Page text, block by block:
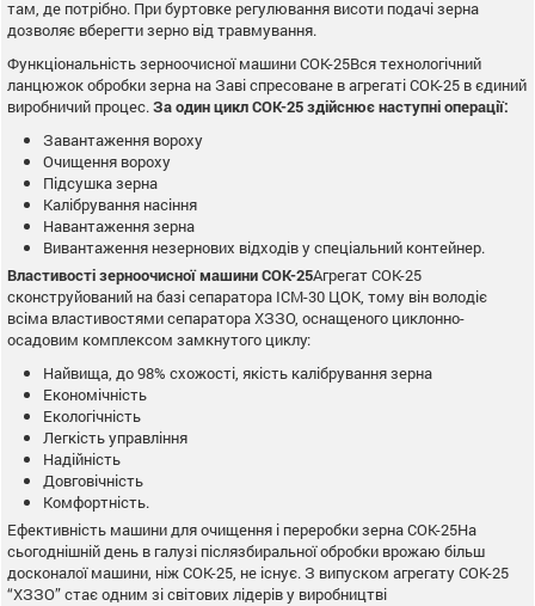
там, де потрібно. При буртовке регулювання висоти подачі зерна
дозволяє вберегти зерно від травмування.
Функціональність зерноочисної машини СОК-25Вся технологічний
ланцюжок обробки зерна на Заві спресоване в агрегаті СОК-25 в єдиний
виробничий процес. За один цикл СОК-25 здійснює наступні операції:
Завантаження вороху
Очищення вороху
Підсушка зерна
Калібрування насіння
Навантаження зерна
Вивантаження незернових відходів у спеціальний контейнер.
Властивості зерноочисної машини СОК-25Агрегат СОК-25
сконструйований на базі сепаратора ІСМ-30 ЦОК, тому він володіє
всіма властивостями сепаратора ХЗЗО, оснащеного циклонно-
осадовим комплексом замкнутого циклу:
Найвища, до 98% схожості, якість калібрування зерна
Економічність
Екологічність
Легкість управління
Надійність
Довговічність
Комфортність.
Ефективність машини для очищення і переробки зерна СОК-25На
сьогоднішній день в галузі післязбиральної обробки врожаю більш
досконалої машини, ніж СОК-25, не існує. З випуском агрегату СОК-25
“ХЗЗО” стає одним зі світових лідерів у виробництві